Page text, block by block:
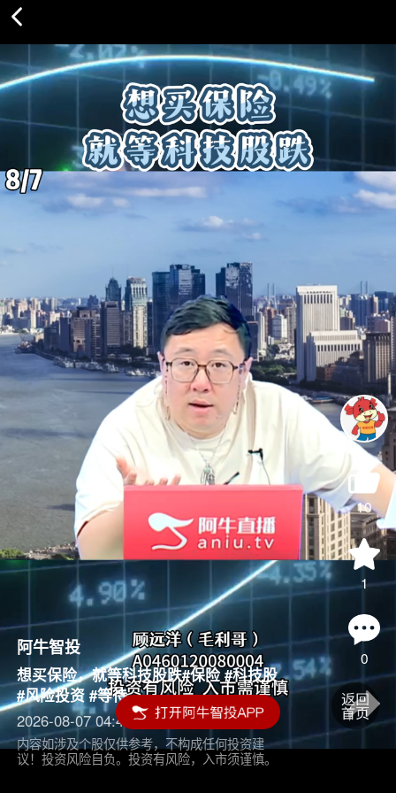
10
1
0
阿牛智投
想买保险，就等科技股跌#保险 #科技股
#风险投资 #等待
2026-08-07 04:45
内容如涉及个股仅供参考，不构成任何投资建
议！投资风险自负。投资有风险，入市须谨慎。